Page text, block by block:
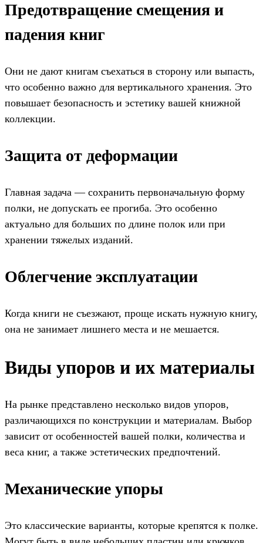
Предотвращение смещения и
падения книг
Они не дают книгам съехаться в сторону или выпасть,
что особенно важно для вертикального хранения. Это
повышает безопасность и эстетику вашей книжной
коллекции.
Защита от деформации
Главная задача — сохранить первоначальную форму
полки, не допускать ее прогиба. Это особенно
актуально для больших по длине полок или при
хранении тяжелых изданий.
Облегчение эксплуатации
Когда книги не съезжают, проще искать нужную книгу,
она не занимает лишнего места и не мешается.
Виды упоров и их материалы
На рынке представлено несколько видов упоров,
различающихся по конструкции и материалам. Выбор
зависит от особенностей вашей полки, количества и
веса книг, а также эстетических предпочтений.
Механические упоры
Это классические варианты, которые крепятся к полке.